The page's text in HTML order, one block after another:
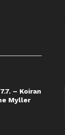
– Koiran
Myller